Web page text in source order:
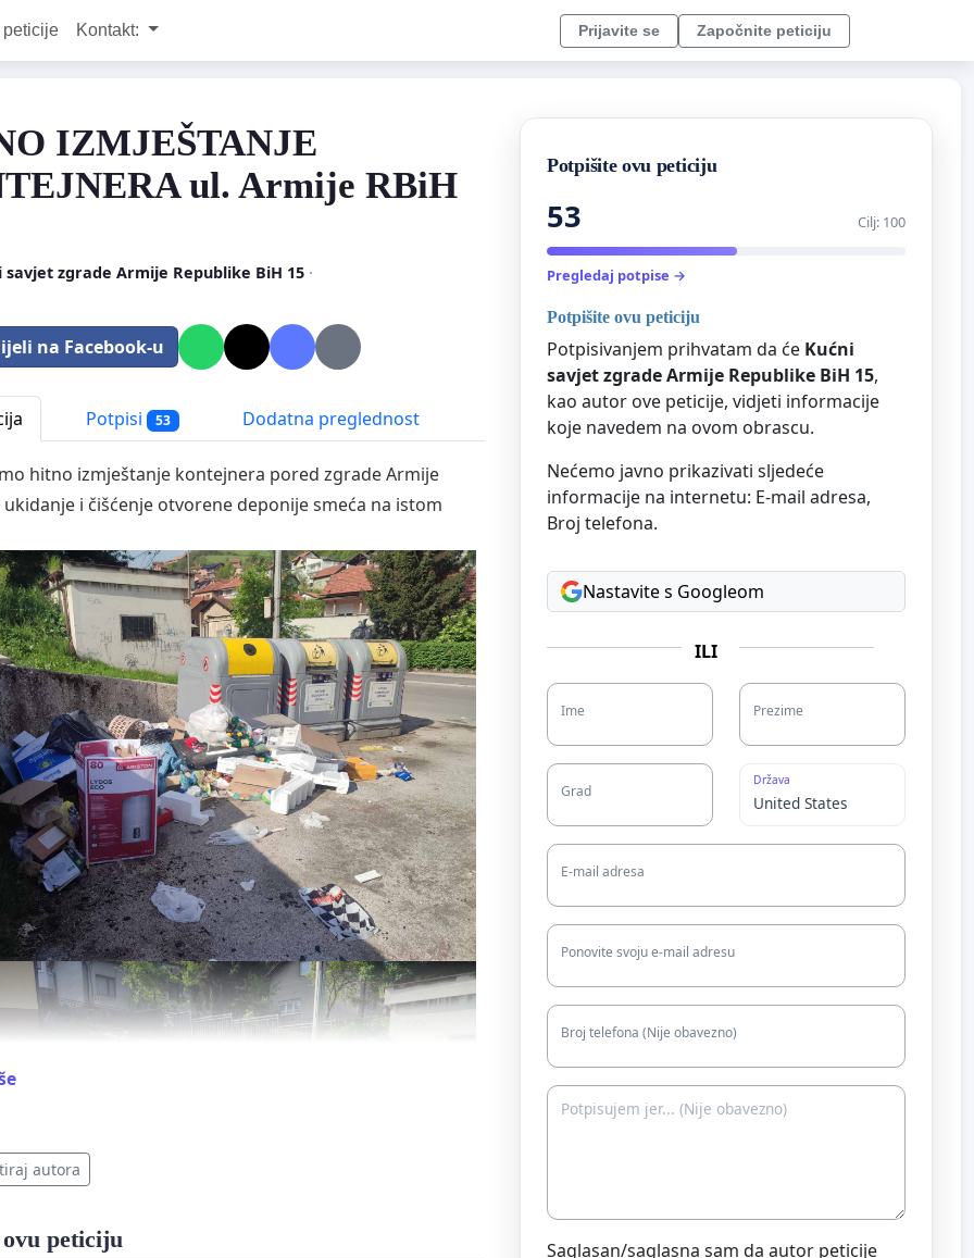
peticije Kontakt: Prijavite se Započnite peticiju
IZMJEŠTANJE
ul. Armije RBiH
savjet zgrade Armije Republike BiH 15·
na Facebook-u
Potpisi 53 Dodatna preglednost
hitno izmještanje kontejnera pored zgrade Armije
ukidanje i čišćenje otvorene deponije smeća na istom
autora
peticiju
Potpišite ovu peticiju
53 Cilj: 100
Pregledaj potpise →
Potpišite ovu peticiju
Potpisivanjem prihvatam da će Kućni
savjet zgrade Armije Republike BiH 15,
kao autor ove peticije, vidjeti informacije
koje navedem na ovom obrascu.
Nećemo javno prikazivati sljedeće
informacije na internetu: E-mail adresa,
Broj telefona.
Nastavite s Googleom
ILI
Ime Prezime
Grad
Država
E-mail adresa
Ponovite svoju e-mail adresu
Broj telefona (Nije obavezno)
Saglasan/saglasna sam da autor peticije